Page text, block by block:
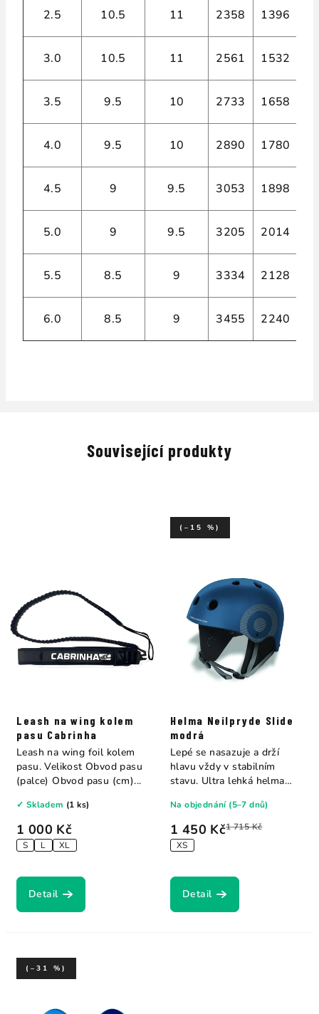
2.5 10.5 11 2358 1396
3.0 10.5 11 2561 1532
3.5 9.5 10 2733 1658
4.0 9.5 10 2890 1780
4.5 9 9.5 3053 1898
5.0 9 9.5 3205 2014
5.5 8.5 9 3334 2128
6.0 8.5 9 3455 2240
Související produkty
Leash na wing kolem
pasu Cabrinha
1 000 Kč
S L XL
✓ Skladem (1 ks)
Detail
Leash na wing foil kolem
pasu. Velikost Obvod pasu
(palce) Obvod pasu (cm)...
Helma Neilpryde Slide
modrá
1 450 Kč1 715 Kč
(–15 %)
XS
Na objednání (5–7 dnů)
Detail
Lepé se nasazuje a drží
hlavu vždy v stabilním
stavu. Ultra lehká helma
(–31 %)